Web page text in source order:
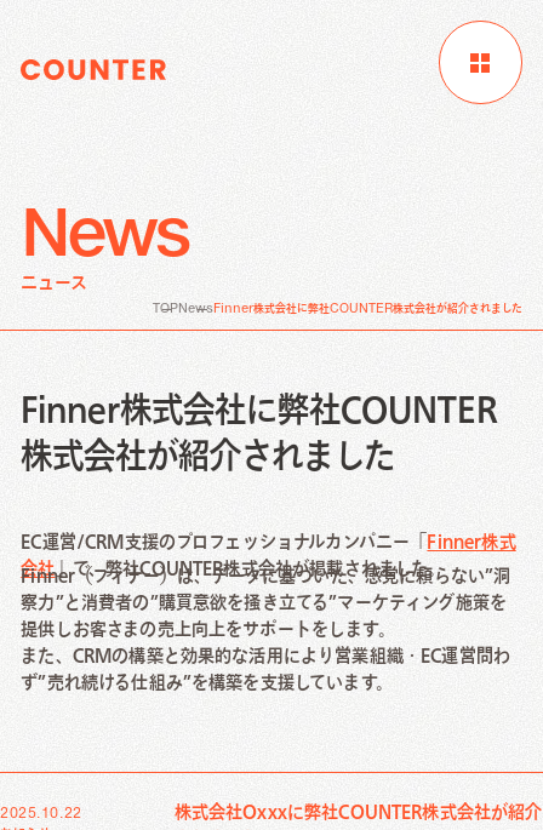
Digital Marketing
Creative Work
Local Media
サイトTOP 企業情報
お客様成功事例 ニュース
資料請求 お問い合わせ サービス
Digital Marketing
Creative Work
Local Media
Download
News
ニュース
TOPNewsFinner株式会社に弊社COUNTER株式会社が紹介されました
Finner株式会社に弊社COUNTER
株式会社が紹介されました
EC運営/CRM支援のプロフェッショナルカンパニー「
Finner株式
会社」で、弊社COUNTER株式会社が掲載されました。
Finner（フィナー）は、データに基づいた、感覚に頼らない”洞
察力”と消費者の”購買意欲を掻き立てる”マーケティング施策を
提供しお客さまの売上向上をサポートをします。
また、CRMの構築と効果的な活用により営業組織・EC運営問わ
ず”売れ続ける仕組み”を構築を支援しています。
2025.10.22
株式会社Oxxxに弊社COUNTER株式会社が紹介